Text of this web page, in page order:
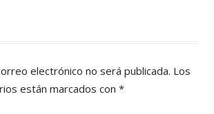
electrónico no será publicada. Los
están marcados con *